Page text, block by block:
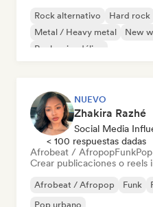
Rock alternativo Hard rock
Metal / Heavy metal
New
Rock psicodélico
NUEVO
Zhakira Razhé
Social Media
< 100 respuestas dadas
Afrobeat / AfropopFunk
Crear publicaciones o reels
Afrobeat / Afropop Funk
Pop urbano